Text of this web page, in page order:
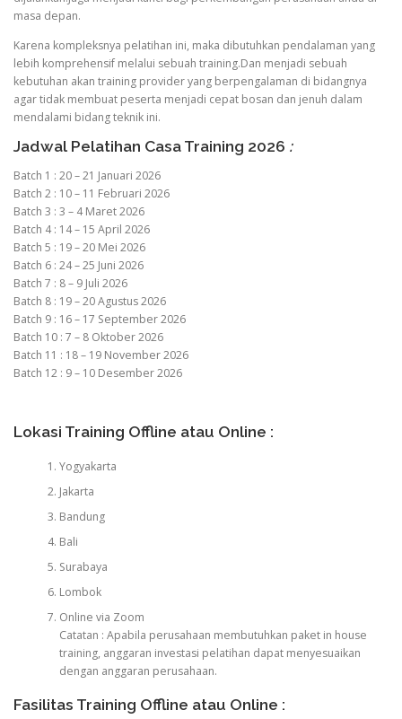
masa depan.
Karena kompleksnya pelatihan ini, maka dibutuhkan pendalaman yang
lebih komprehensif melalui sebuah training.Dan menjadi sebuah
kebutuhan akan training provider yang berpengalaman di bidangnya
agar tidak membuat peserta menjadi cepat bosan dan jenuh dalam
mendalami bidang teknik ini.
Jadwal Pelatihan Casa Training 2026 :
Batch 1 : 20 – 21 Januari 2026
Batch 2 : 10 – 11 Februari 2026
Batch 3 : 3 – 4 Maret 2026
Batch 4 : 14 – 15 April 2026
Batch 5 : 19 – 20 Mei 2026
Batch 6 : 24 – 25 Juni 2026
Batch 7 : 8 – 9 Juli 2026
Batch 8 : 19 – 20 Agustus 2026
Batch 9 : 16 – 17 September 2026
Batch 10 : 7 – 8 Oktober 2026
Batch 11 : 18 – 19 November 2026
Batch 12 : 9 – 10 Desember 2026
Lokasi Training Offline atau Online :
Yogyakarta
Jakarta
Bandung
Bali
Surabaya
Lombok
Online via Zoom
Catatan : Apabila perusahaan membutuhkan paket in house
training, anggaran investasi pelatihan dapat menyesuaikan
dengan anggaran perusahaan.
Fasilitas Training Offline atau Online :